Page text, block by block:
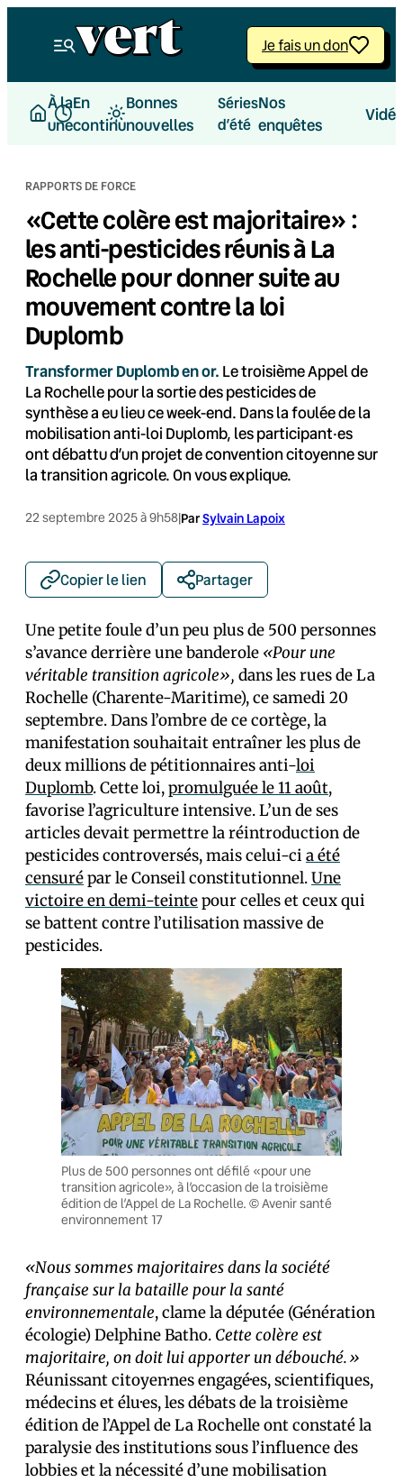
Je fais un don
À la
une
En
continu
Bonnes
nouvelles
Séries
d’été
Nos
enquêtes
RAPPORTS DE FORCE
«Cette colère est majoritaire» :
les anti-pesticides réunis à La
Rochelle pour donner suite au
mouvement contre la loi
Duplomb
Transformer Duplomb en or. Le troisième Appel de
La Rochelle pour la sortie des pesticides de
synthèse a eu lieu ce week-end. Dans la foulée de la
mobilisation anti-loi Duplomb, les participant·es
ont débattu d’un projet de convention citoyenne sur
la transition agricole. On vous explique.
22 septembre 2025 à 9h58|ParSylvain Lapoix
Copier le lien Partager
Une petite foule d’un peu plus de 500 personnes
s’avance derrière une banderole «Pour une
véritable transition agricole», dans les rues de La
Rochelle (Charente-Maritime), ce samedi 20
septembre. Dans l’ombre de ce cortège, la
manifestation souhaitait entraîner les plus de
deux millions de pétitionnaires anti-loi
Duplomb. Cette loi,promulguée le 11 août,
favorise l’agriculture intensive. L’un de ses
articles devait permettre la réintroduction de
pesticides controversés, mais celui-ci a été
censurépar le Conseil constitutionnel.Une
victoire en demi-teintepour celles et ceux qui
se battent contre l’utilisation massive de
pesticides.
Plus de 500 personnes ont défilé «pour une
transition agricole», à l’occasion de la troisième
édition de l’Appel de La Rochelle. © Avenir santé
environnement 17
«Nous sommes majoritaires dans la société
française sur la bataille pour la santé
environnementale, clame la députée (Génération
écologie) Delphine Batho. Cette colère est
majoritaire, on doit lui apporter un débouché.»
Réunissant citoyen·nes engagé·es, scientifiques,
médecins et élu·es, les débats de la troisième
édition de l’Appel de La Rochelle ont constaté la
paralysie des institutions sous l’influence des
lobbies et la nécessité d’une mobilisation